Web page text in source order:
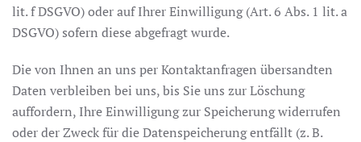
lit. f DSGVO) oder auf Ihrer Einwilligung (Art. 6 Abs. 1 lit. a
DSGVO) sofern diese abgefragt wurde.
Die von Ihnen an uns per Kontaktanfragen übersandten
Daten verbleiben bei uns, bis Sie uns zur Löschung
auffordern, Ihre Einwilligung zur Speicherung widerrufen
oder der Zweck für die Datenspeicherung entfällt (z. B.